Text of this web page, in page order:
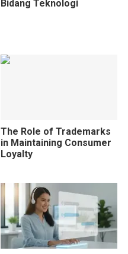
Bidang Teknologi
The Role of Trademarks
in Maintaining Consumer
Loyalty